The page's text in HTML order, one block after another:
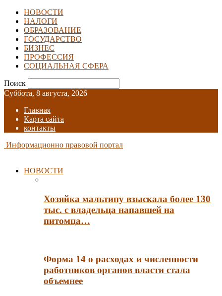
НОВОСТИ
НАЛОГИ
ОБРАЗОВАНИЕ
ГОСУДАРСТВО
БИЗНЕС
ПРОФЕССИЯ
СОЦИАЛЬНАЯ СФЕРА
Поиск
Суббота, 8 августа, 2026
Главная
Карта сайта
контакты
Информационно правовой портал
НОВОСТИ
Хозяйка мальтипу взыскала более 130
тыс. с владельца напавшей на
питомца…
Форма 14 о расходах и численности
работников органов власти стала
объемнее